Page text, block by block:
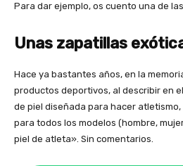
Para dar ejemplo, os cuento una de
Unas zapatillas
Hace ya bastantes años, en la
productos deportivos, al describir en
de piel diseñada para hacer
para todos los modelos (hombre,
piel de atleta». Sin comentarios.